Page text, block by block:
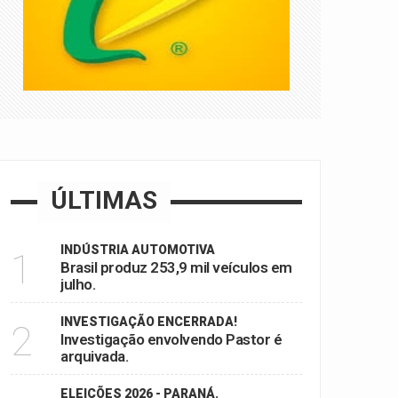
ÚLTIMAS
1 INDÚSTRIA AUTOMOTIVA
Brasil produz 253,9 mil veículos em
julho.
2 INVESTIGAÇÃO ENCERRADA!
Investigação envolvendo Pastor é
arquivada.
ELEIÇÕES 2026 - PARANÁ.